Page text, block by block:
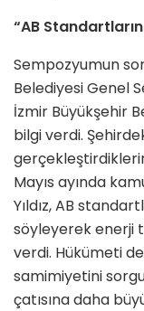
“AB
Sempozyumun
Belediyesi Genel
İzmir Büyükşehir
bilgi verdi.
Mayıs ayında
Yıldız, AB
söyleyerek enerji
verdi. Hükümeti
samimiyetini
çatısına daha